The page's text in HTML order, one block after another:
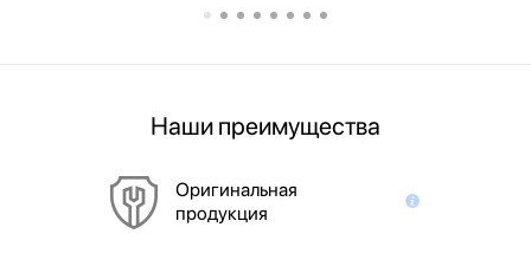
Наши преимущества
Оригинальная
продукция